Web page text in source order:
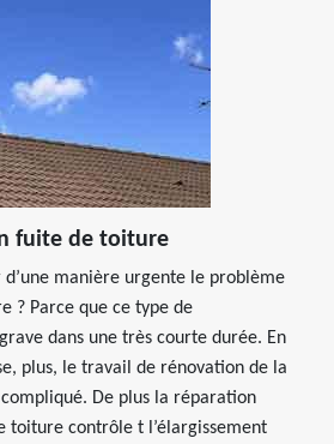
fuite de toiture
manière urgente le problème
? Parce que ce type de
dans une très courte durée. En
plus, le travail de rénovation de la
De plus la réparation
toiture contrôle t l’élargissement